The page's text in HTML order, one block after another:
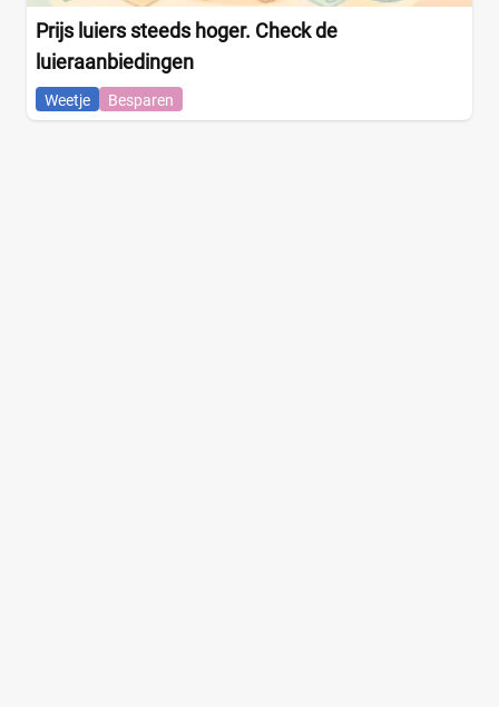
Prijs luiers steeds hoger. Check de
luieraanbiedingen
Weetje Besparen